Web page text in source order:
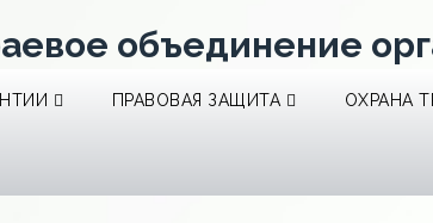
объединение
ПРАВОВАЯ ЗАЩИТА ОХРАНА